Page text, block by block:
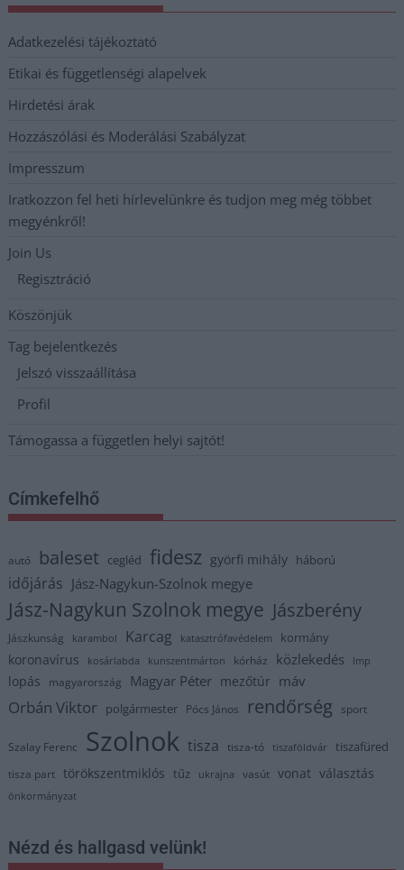
Adatkezelési tájékoztató
Etikai és függetlenségi alapelvek
Hirdetési árak
Hozzászólási és Moderálási Szabályzat
Impresszum
Iratkozzon fel heti hírlevelünkre és tudjon meg még többet
megyénkről!
Join Us
Regisztráció
Köszönjük
Tag bejelentkezés
Jelszó visszaállítása
Profil
Támogassa a független helyi sajtót!
Címkefelhő
autó baleset cegléd fidesz györfi mihály háború
időjárás Jász-Nagykun-Szolnok megye
Jász-Nagykun Szolnok megye Jászberény
Jászkunság karambol Karcag katasztrófavédelem kormány
koronavírus kosárlabda kunszentmárton kórház közlekedés lmp
lopás magyarország Magyar Péter mezőtúr máv
Orbán Viktor polgármester Pócs János rendőrség sport
Szalay Ferenc Szolnok tisza tisza-tó tiszaföldvár tiszafüred
tisza part törökszentmiklós tűz ukrajna vasút vonat választás
önkormányzat
Nézd és hallgasd velünk!